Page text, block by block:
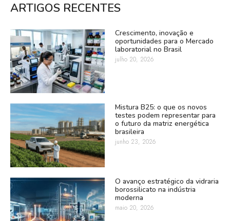
ARTIGOS RECENTES
Crescimento, inovação e
oportunidades para o Mercado
laboratorial no Brasil
julho 20, 2026
Mistura B25: o que os novos
testes podem representar para
o futuro da matriz energética
brasileira
junho 23, 2026
O avanço estratégico da vidraria
borossilicato na indústria
moderna
maio 20, 2026